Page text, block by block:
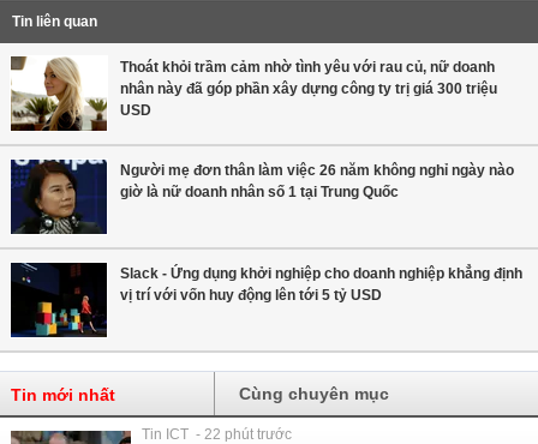
Tin liên quan
Thoát khỏi trầm cảm nhờ tình yêu với rau củ, nữ doanh
nhân này đã góp phần xây dựng công ty trị giá 300 triệu
USD
Người mẹ đơn thân làm việc 26 năm không nghỉ ngày nào
giờ là nữ doanh nhân số 1 tại Trung Quốc
Slack - Ứng dụng khởi nghiệp cho doanh nghiệp khẳng định
vị trí với vốn huy động lên tới 5 tỷ USD
Tin mới nhất Cùng chuyên mục
Tin ICT - 22 phút trước